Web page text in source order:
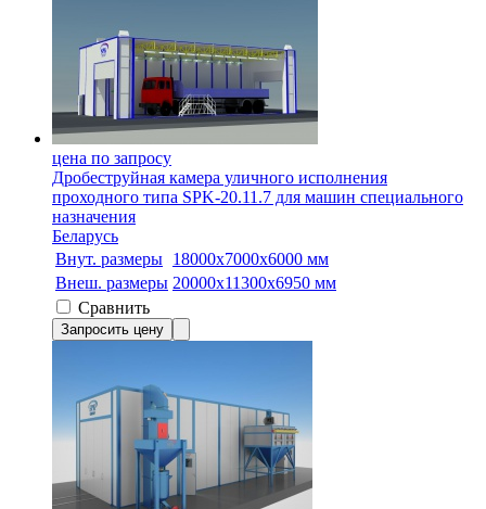
цена по запросу
Дробеструйная камера уличного исполнения
проходного типа SPK-20.11.7 для машин специального
назначения
Беларусь
Внут. размеры 18000x7000x6000 мм
Внеш. размеры 20000x11300x6950 мм
Сравнить
Запросить цену